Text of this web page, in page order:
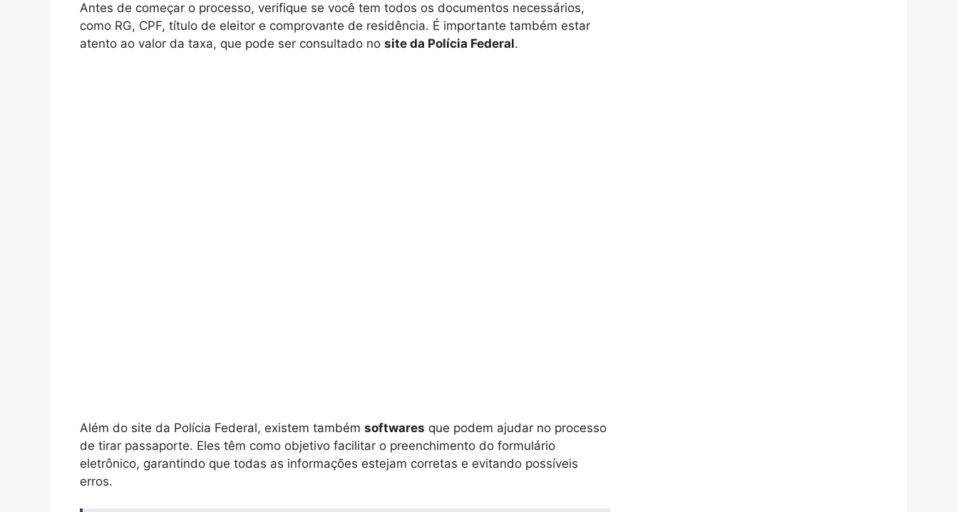
Antes de começar o processo, verifique se você tem todos os documentos necessários,
como RG, CPF, título de eleitor e comprovante de residência. É importante também estar
atento ao valor da taxa, que pode ser consultado no site da Polícia Federal.
Além do site da Polícia Federal, existem também softwares que podem ajudar no processo
de tirar passaporte. Eles têm como objetivo facilitar o preenchimento do formulário
eletrônico, garantindo que todas as informações estejam corretas e evitando possíveis
erros.